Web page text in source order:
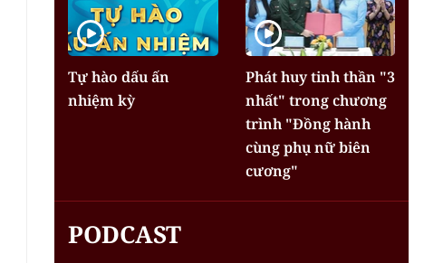
Tự hào dấu ấn
nhiệm kỳ
Phát huy tinh thần "3
nhất" trong chương
trình "Đồng hành
cùng phụ nữ biên
cương"
PODCAST